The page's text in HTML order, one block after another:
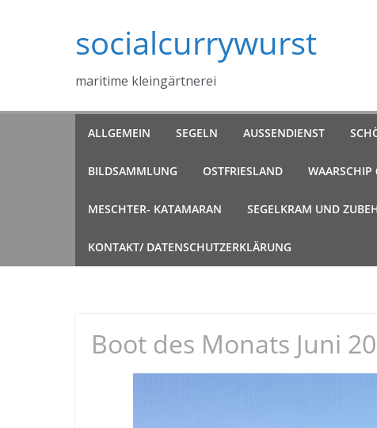
socialcurrywurst
maritime kleingärtnerei
ALLGEMEIN SEGELN AUSSENDIENST
BILDSAMMLUNG OSTFRIESLAND WAARSCHIP
MESCHTER- KATAMARAN SEGELKRAM UND
KONTAKT/ DATENSCHUTZERKLÄRUNG
Boot des Monats Juni